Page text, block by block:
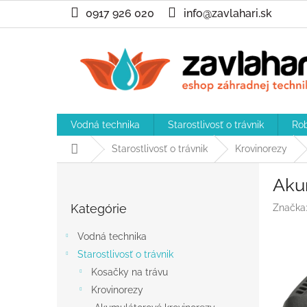
obsah
0917 926 020 info@zavlahari.sk
Vodná technika Starostlivosť o trávnik
DomovStarostlivosť o trávnik Krovinorezy
kategórie
Kategórie
Vodná technika
Starostlivosť o trávnik
Kosačky na trávu
Krovinorezy
Značka: